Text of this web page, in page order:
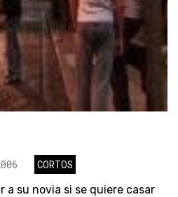
CORTOS
a su novia si se quiere casar